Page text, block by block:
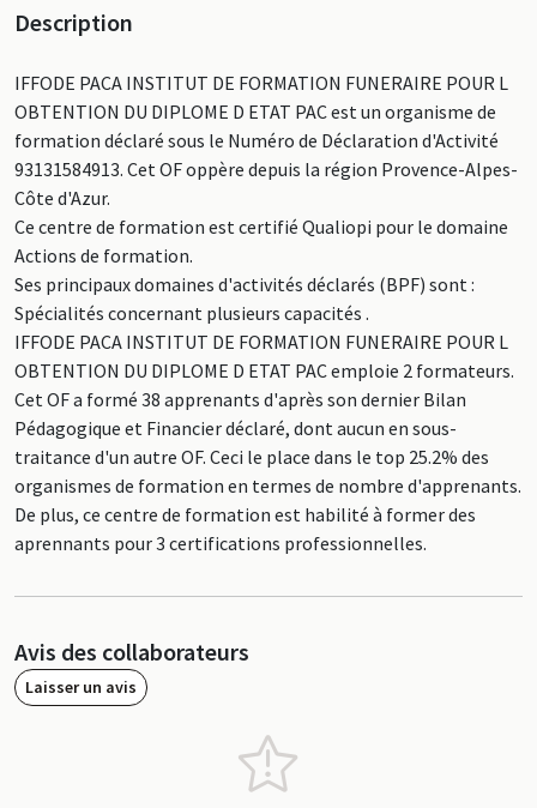
Description
IFFODE PACA INSTITUT DE FORMATION FUNERAIRE POUR L
OBTENTION DU DIPLOME D ETAT PAC est un organisme de
formation déclaré sous le Numéro de Déclaration d'Activité
93131584913. Cet OF oppère depuis la région Provence-Alpes-
Côte d'Azur.
Ce centre de formation est certifié Qualiopi pour le domaine
Actions de formation.
Ses principaux domaines d'activités déclarés (BPF) sont :
Spécialités concernant plusieurs capacités .
IFFODE PACA INSTITUT DE FORMATION FUNERAIRE POUR L
OBTENTION DU DIPLOME D ETAT PAC emploie 2 formateurs.
Cet OF a formé 38 apprenants d'après son dernier Bilan
Pédagogique et Financier déclaré, dont aucun en sous-
traitance d'un autre OF. Ceci le place dans le top 25.2% des
organismes de formation en termes de nombre d'apprenants.
De plus, ce centre de formation est habilité à former des
aprennants pour 3 certifications professionnelles.
Avis des collaborateurs
Laisser un avis